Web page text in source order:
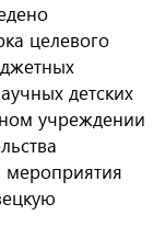
целевого
детских
учреждении
мероприятия